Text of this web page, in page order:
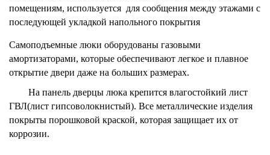
помещениям, используется для сообщения между этажами с
последующей укладкой напольного покрытия
Самоподъемные люки оборудованы газовыми
амортизаторами, которые обеспечивают легкое и плавное
открытие двери даже на больших размерах.
На панель дверцы люка крепится влагостойкий лист
ГВЛ(лист гипсоволокнистый). Все металлические изделия
покрыты порошковой краской, которая защищает их от
коррозии.